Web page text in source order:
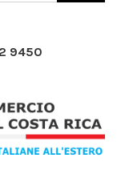
9450